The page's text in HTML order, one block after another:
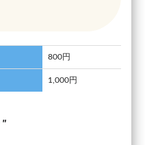
800円
1,000円